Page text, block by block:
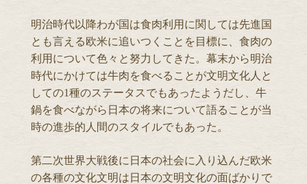
明治時代以降わが国は食肉利用に関しては先進国
とも言える欧米に追いつくことを目標に、食肉の
利用について色々と努力してきた。幕末から明治
時代にかけては牛肉を食べることが文明文化人と
しての1種のステータスでもあったようだし、牛
鍋を食べながら日本の将来について語ることが当
時の進歩的人間のスタイルでもあった。
第二次世界大戦後に日本の社会に入り込んだ欧米
の各種の文化文明は日本の文明文化の面ばかりで